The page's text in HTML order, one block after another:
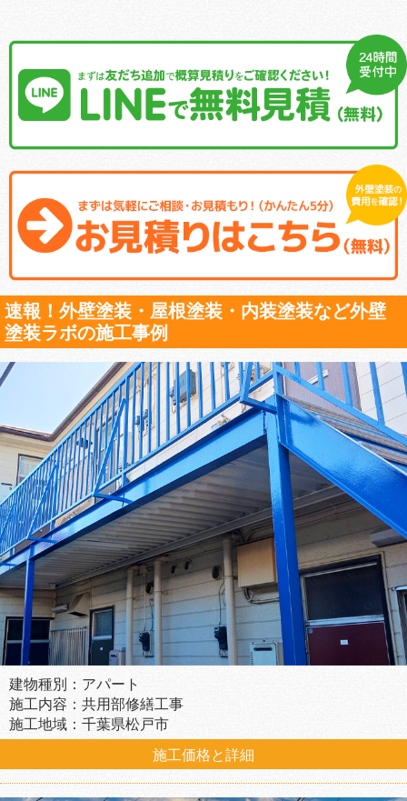
速報！外壁塗装・屋根塗装・内装塗装など外壁
塗装ラボの施工事例
建物種別：アパート
施工内容：共用部修繕工事
施工地域：千葉県松戸市
施工価格と詳細